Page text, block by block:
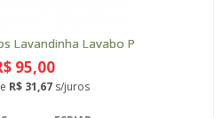
Lavandinha Lavabo P
95,00
R$ 31,67 s/juros